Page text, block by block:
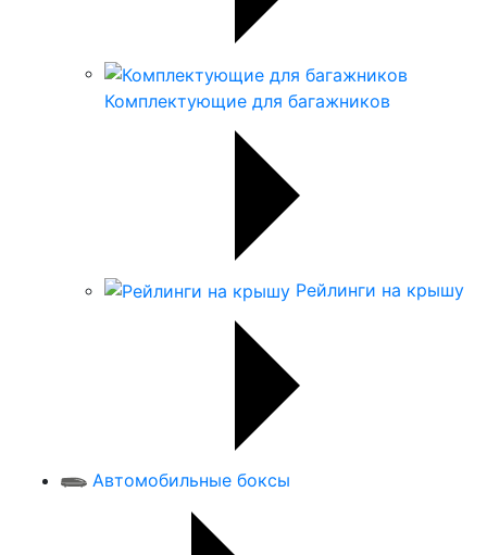
Комплектующие для багажников
Рейлинги на крышу
Автомобильные боксы